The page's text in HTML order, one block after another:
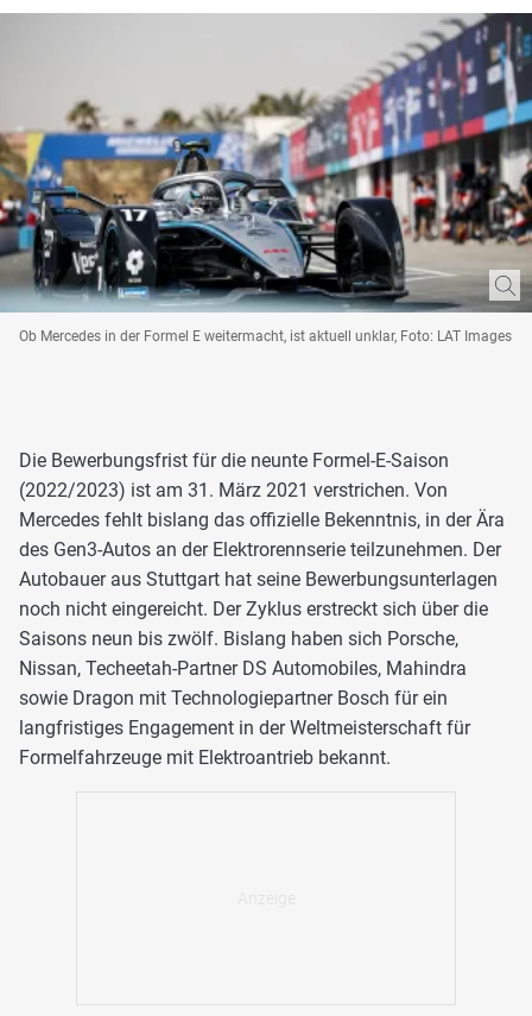
Ob Mercedes in der Formel E weitermacht, ist aktuell unklar, Foto: LAT Images
Die Bewerbungsfrist für die neunte Formel-E-Saison
(2022/2023) ist am 31. März 2021 verstrichen. Von
Mercedes fehlt bislang das offizielle Bekenntnis, in der Ära
des Gen3-Autos an der Elektrorennserie teilzunehmen. Der
Autobauer aus Stuttgart hat seine Bewerbungsunterlagen
noch nicht eingereicht. Der Zyklus erstreckt sich über die
Saisons neun bis zwölf. Bislang haben sich Porsche,
Nissan, Techeetah-Partner DS Automobiles, Mahindra
sowie Dragon mit Technologiepartner Bosch für ein
langfristiges Engagement in der Weltmeisterschaft für
Formelfahrzeuge mit Elektroantrieb bekannt.